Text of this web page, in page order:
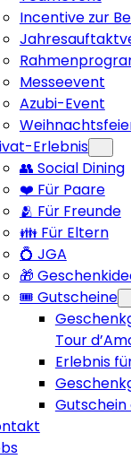
Incentive zur
Messeevent
Azubi-Event
Erlebnis
👥 Social Dining
❤️ Für Paare
🫂 Für Freunde
👪 Für Eltern
💍 JGA
🎁
🎟️ Gutscheine
Tour
Erlebnis
Gutschein